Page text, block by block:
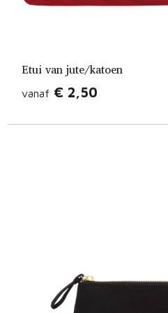
Etui van jute/katoen
vanaf € 2,50